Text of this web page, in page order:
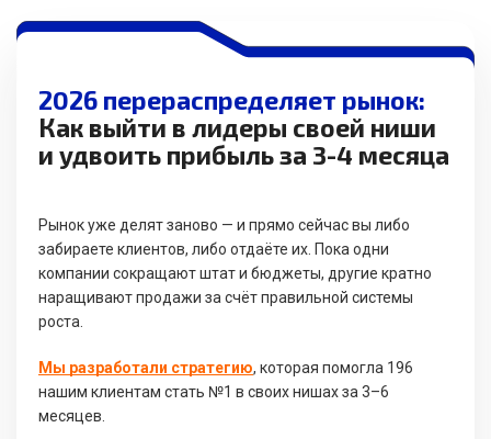
2026 перераспределяет рынок:
Как выйти в лидеры своей ниши
и удвоить прибыль за 3-4 месяца
Рынок уже делят заново — и прямо сейчас вы либо
забираете клиентов, либо отдаёте их. Пока одни
компании сокращают штат и бюджеты, другие кратно
наращивают продажи за счёт правильной системы
роста.
Мы разработали стратегию, которая помогла 196
нашим клиентам стать №1 в своих нишах за 3–6
месяцев.